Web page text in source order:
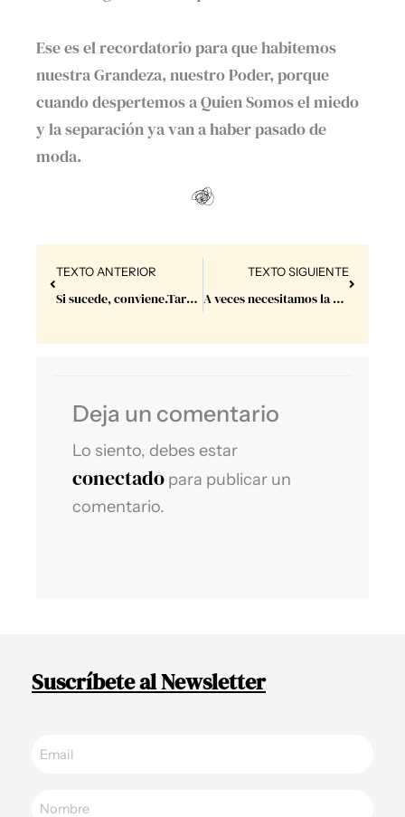
Ese es el recordatorio para que habitemos
nuestra Grandeza, nuestro Poder, porque
cuando despertemos a Quien Somos el miedo
y la separación ya van a haber pasado de
moda.
Prev
TEXTO ANTERIOR
Si sucede, conviene.Tardó en madurar pero entendí.
TEXTO SIGUIENTE
A veces necesitamos la palmadita en la espalday nada más. ⁣
Next
Deja un comentario
Lo siento, debes estar
conectado para publicar un
comentario.
Suscríbete al Newsletter